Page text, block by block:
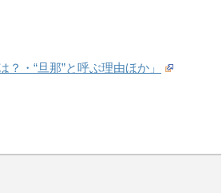
・“旦那”と呼ぶ理由ほか」